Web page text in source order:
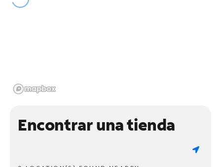
Encontrar una tienda